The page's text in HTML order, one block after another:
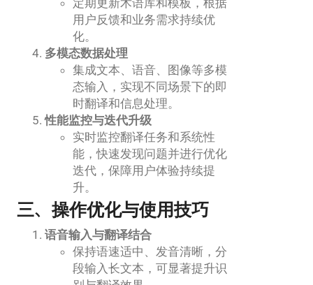
用户反馈和业务需求持续优
化。
多模态数据处理
集成文本、语音、图像等多模
态输入，实现不同场景下的即
时翻译和信息处理。
性能监控与迭代升级
实时监控翻译任务和系统性
能，快速发现问题并进行优化
迭代，保障用户体验持续提
升。
三、操作优化与使用技巧
语音输入与翻译结合
保持语速适中、发音清晰，分
段输入长文本，可显著提升识